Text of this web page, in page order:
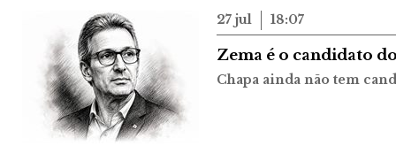
27 jul 18:07
Zema é o candidato
Chapa ainda não tem